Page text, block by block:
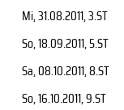
Mi, 31.08.2011, 3.ST
So, 18.09.2011, 5.ST
Sa, 08.10.2011, 8.ST
So, 16.10.2011, 9.ST